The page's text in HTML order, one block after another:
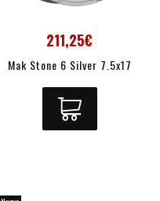
211,25€
Mak Stone 6 Silver 7.5x17